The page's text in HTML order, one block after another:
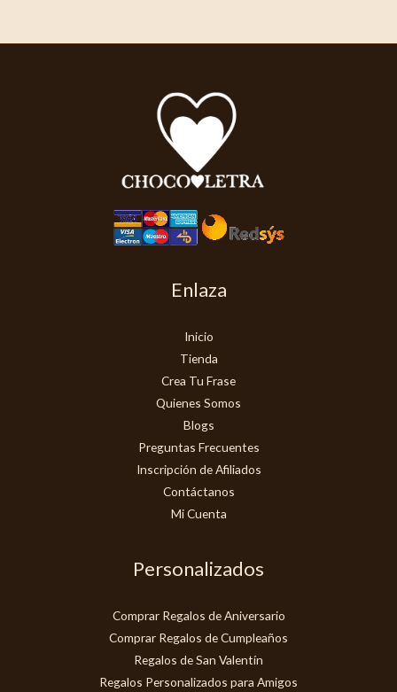
Enlaza
Inicio
Tienda
Crea Tu Frase
Quienes Somos
Blogs
Preguntas Frecuentes
Inscripción de Afiliados
Contáctanos
Mi Cuenta
Personalizados
Comprar Regalos de Aniversario
Comprar Regalos de Cumpleaños
Regalos de San Valentín
Regalos Personalizados para Amigos